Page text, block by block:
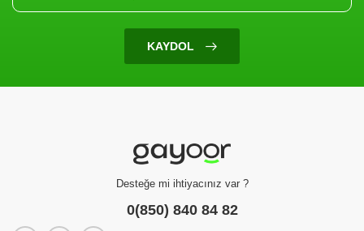
Filtrenize Uygun
Ürün Bulunamadı
KAYDOL
Desteğe mi ihtiyacınız var ?
0(850) 840 84 82